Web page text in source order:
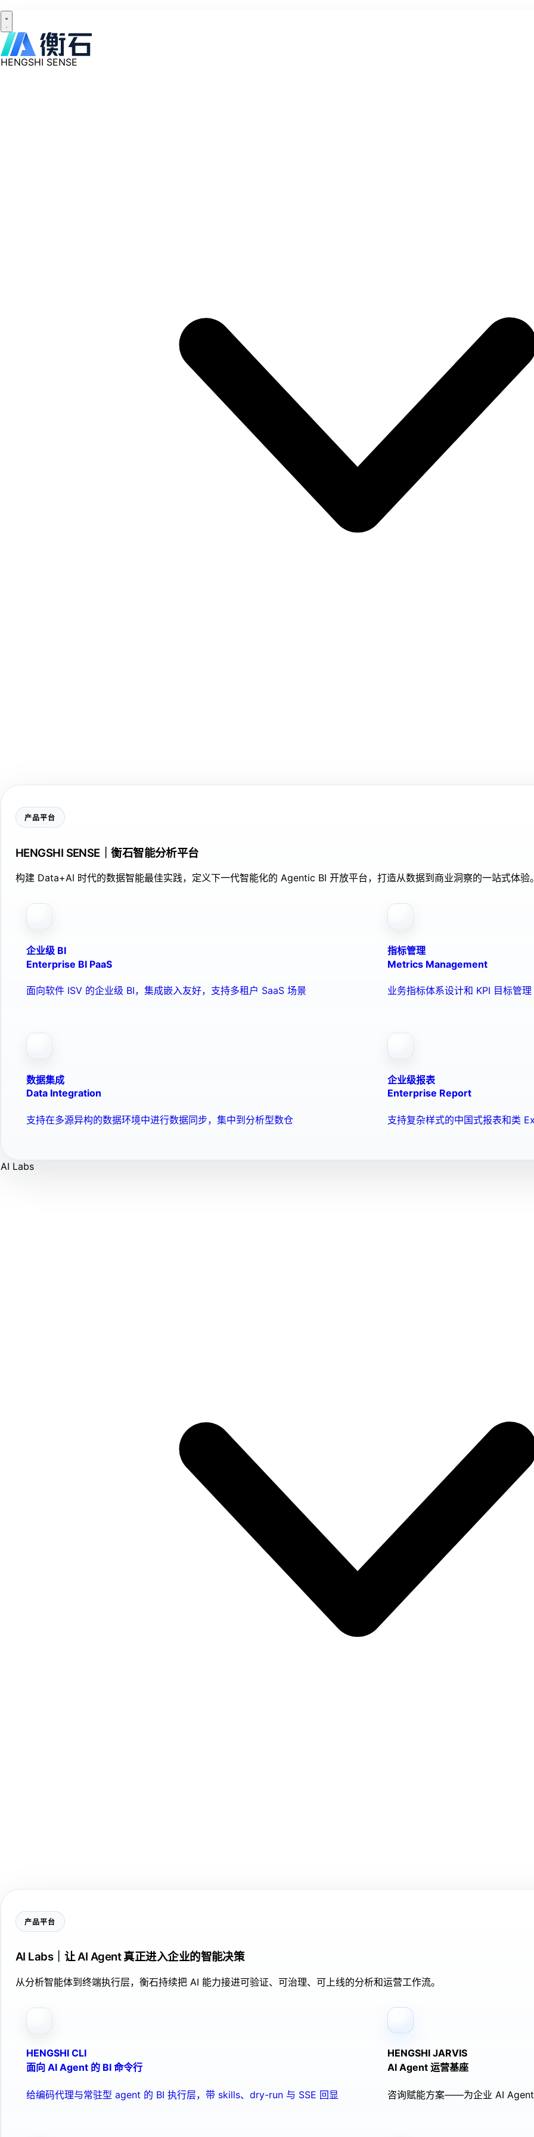
HENGSHI SENSE
产品平台
HENGSHI SENSE｜衡石智能分析平台
构建 Data+AI 时代的数据智能最佳实践，定义下一代智能化的 Agentic BI 开放平台，打造从数据到商业洞察的一站式体验
企业级 BI
Enterprise BI PaaS
面向软件 ISV 的企业级 BI，集成嵌入友好，支持多租户 SaaS 场景
指标管理
Metrics Management
业务指标体系设计和 KPI 目标管理
数据集成
Data Integration
支持在多源异构的数据环境中进行数据同步，集中到分析型数仓
企业级报表
Enterprise Report
支持复杂样式的中国式报表和类
AI Labs
产品平台
AI Labs｜让 AI Agent 真正进入企业的智能决策
从分析智能体到终端执行层，衡石持续把 AI 能力接进可验证、可治理、可上线的分析和运营工作流。
HENGSHI CLI
面向 AI Agent 的 BI 命令行
给编码代理与常驻型 agent 的 BI 执行层，带 skills、dry-run 与 SSE 回显
HENGSHI JARVIS
AI Agent 运营基座
咨询赋能方案——为企业 AI Agent